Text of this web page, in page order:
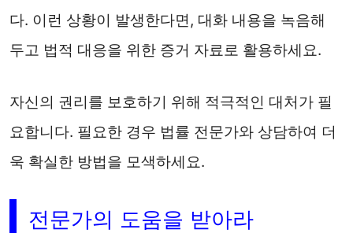
다. 이런 상황이 발생한다면, 대화 내용을 녹음해
두고 법적 대응을 위한 증거 자료로 활용하세요.
자신의 권리를 보호하기 위해 적극적인 대처가 필
요합니다. 필요한 경우 법률 전문가와 상담하여 더
욱 확실한 방법을 모색하세요.
전문가의 도움을 받아라